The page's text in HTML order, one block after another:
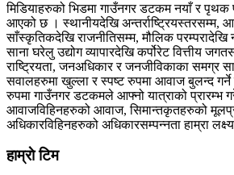
मिडियाहरुको भिडमा गाउँनगर डटकम नयाँ र पृथक
आएको छ । स्थानीयदेखि अन्तर्राष्ट्रियस्तरसम्म,
साँस्कृतिकदेखि राजनीतिसम्म, मौलिक परम्परादेखि
साना घरेलु उद्योग व्यापारदेखि कर्पोरेट वित्तीय
राष्ट्रियता, जनअधिकार र जनजीविकाका समग्र
सवालहरुमा खुल्ला र स्पष्ट रुपमा आवाज बुलन्द
रुपमा गाउँनगर डटकमले आफ्नो यात्राको प्रारम्भ
आवाजविहिनहरुको आवाज, सिमान्तकृतहरुको
अधिकारविहिनहरुको अधिकारसम्पन्नता हाम्रा
हाम्राे टिम